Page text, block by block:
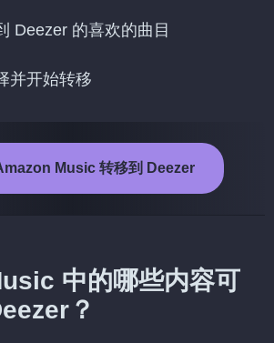
Deezer 的喜欢的曲目
并开始转移
Music 转移到 Deezer
中的哪些内容可
？